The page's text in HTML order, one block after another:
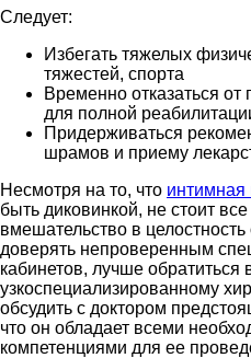
Следует:
Избегать тяжелых
тяжестей, спорта
Временно отказаться
для полной
Придерживаться
шрамов и приему
Несмотря на то, что интимная
быть диковинкой, не стоит
вмешательство в
доверять непроверенным
кабинетов, лучше обратиться
узкоспециализированному
обсудить с доктором
что он обладает всеми
компетенциями для ее